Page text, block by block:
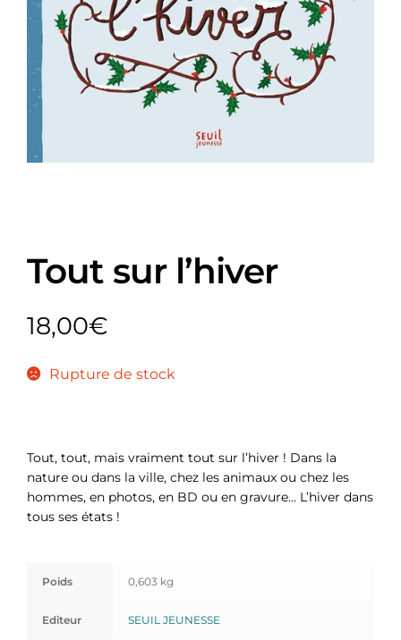
Tout sur l’hiver
18,00€
Rupture de stock
Tout, tout, mais vraiment tout sur l’hiver ! Dans la
nature ou dans la ville, chez les animaux ou chez les
hommes, en photos, en BD ou en gravure… L’hiver dans
tous ses états !
Poids 0,603 kg
Editeur SEUIL JEUNESSE